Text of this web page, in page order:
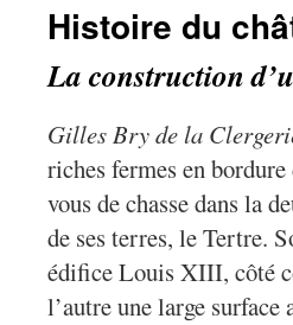
Histoire du
La construction
Gilles Bry de la
riches fermes en
vous de chasse dans la
de ses terres, le Tertre.
édifice Louis XIII, côté
l’autre une large